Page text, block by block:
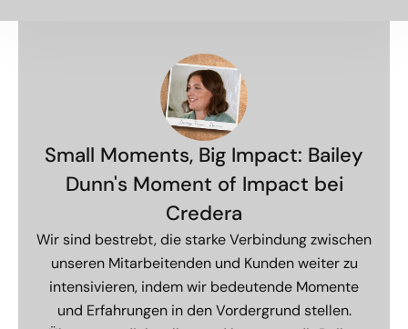
Small Moments, Big Impact: Bailey
Dunn's Moment of Impact bei
Credera
Wir sind bestrebt, die starke Verbindung zwischen
unseren Mitarbeitenden und Kunden weiter zu
intensivieren, indem wir bedeutende Momente
und Erfahrungen in den Vordergrund stellen.